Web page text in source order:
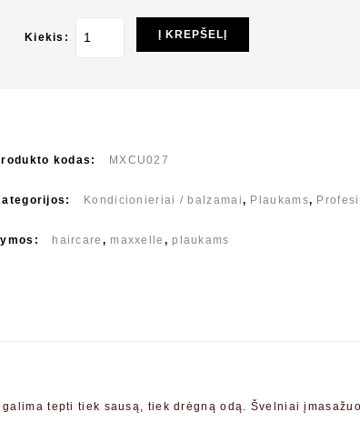
Kiekis: Į KREPŠELĮ
kodas: MXCU027
Kondicionieriai / balzamai, Plaukams,
haircare , maxxelle ,plaukams
galima tepti tiek sausą, tiek drėgną odą. Švelniai